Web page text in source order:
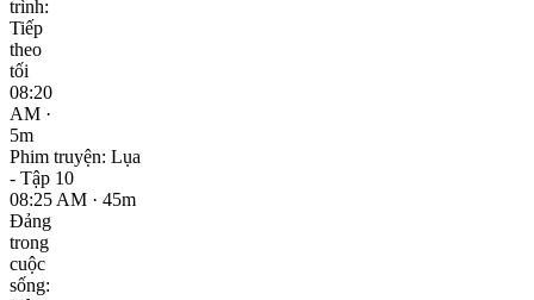
trình:
Tiếp
theo
tối
08:20
AM ·
5m
Phim truyện: Lụa
- Tập 10
08:25 AM · 45m
Đảng
trong
cuộc
sống: